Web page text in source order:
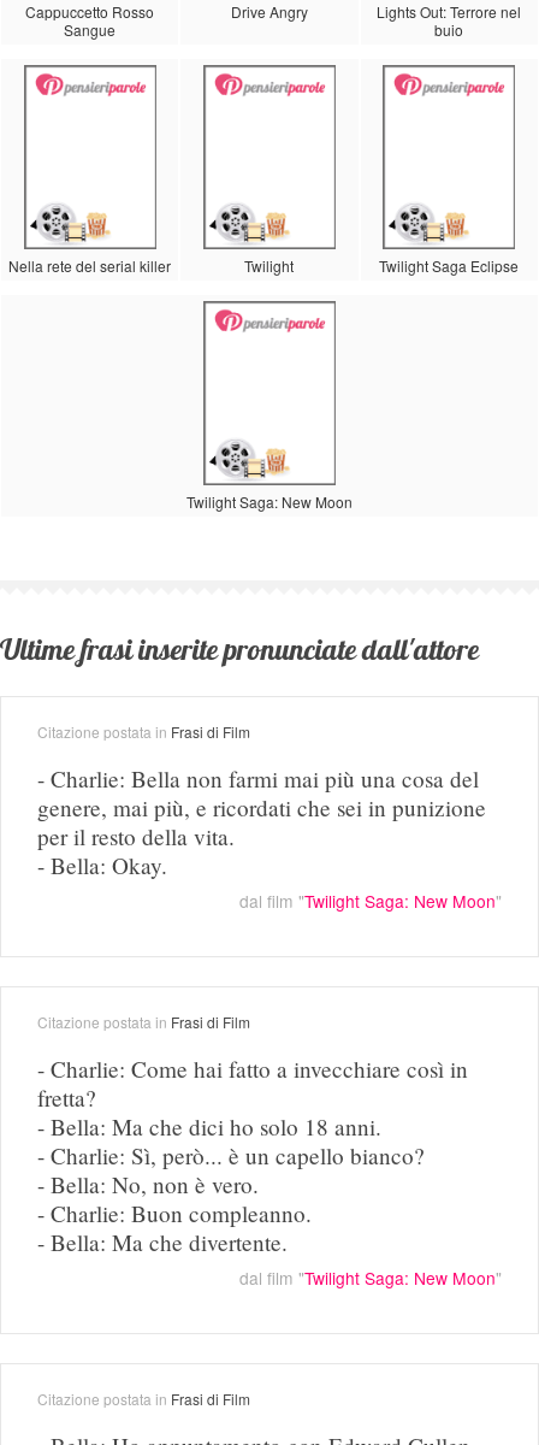
Cappuccetto Rosso
Sangue
Drive Angry
Lights Out: Terrore nel
buio
Nella rete del serial killer Twilight Twilight Saga Eclipse
Twilight Saga: New Moon
Ultime frasi inserite pronunciate dall'attore
Citazione postata in Frasi di Film
- Charlie: Bella non farmi mai più una cosa del
genere, mai più, e ricordati che sei in punizione
per il resto della vita.
- Bella: Okay.
dal film "Twilight Saga: New Moon"
Citazione postata in Frasi di Film
- Charlie: Come hai fatto a invecchiare così in
fretta?
- Bella: Ma che dici ho solo 18 anni.
- Charlie: Sì, però... è un capello bianco?
- Bella: No, non è vero.
- Charlie: Buon compleanno.
- Bella: Ma che divertente.
dal film "Twilight Saga: New Moon"
Citazione postata in Frasi di Film